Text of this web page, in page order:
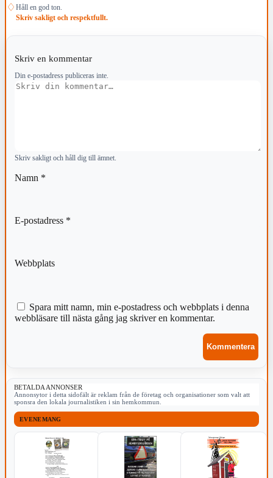
♢ Håll en god ton.
Skriv sakligt och respektfullt.
Skriv en kommentar
Din e-postadress publiceras inte.
Kommentar
Skriv sakligt och håll dig till ämnet.
Namn *
E-postadress *
Webbplats
Spara mitt namn, min e-postadress och webbplats i denna
webbläsare till nästa gång jag skriver en kommentar.
BETALDA ANNONSER
Annonsytor i detta sidofält är reklam från de företag och organisationer som valt att
sponsra den lokala journalistiken i sin hemkommun.
EVENEMANG